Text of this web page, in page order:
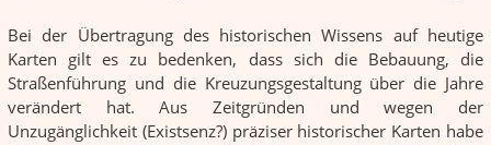
Bei der Übertragung des historischen Wissens auf heutige
Karten gilt es zu bedenken, dass sich die Bebauung, die
Straßenführung und die Kreuzungsgestaltung über die Jahre
verändert hat. Aus Zeitgründen und wegen der
Unzugänglichkeit (Existsenz?) präziser historischer Karten habe